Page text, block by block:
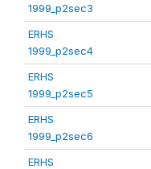
1999_p2sec3
ERHS
1999_p2sec4
ERHS
1999_p2sec5
ERHS
1999_p2sec6
ERHS